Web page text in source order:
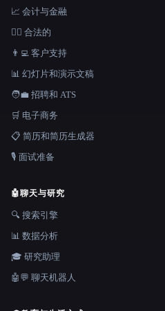
📈 会计与金融
👩‍⚖️ 合法的
👨‍💻 客户支持
📊 幻灯片和演示文稿
🧑‍💼 招聘和 ATS
🛒 电子商务
📋 简历和简历生成器
🎙️ 面试准备
🤖聊天与研究
🔍 搜索引擎
📊 数据分析
🎓 研究助理
🤖💬 聊天机器人